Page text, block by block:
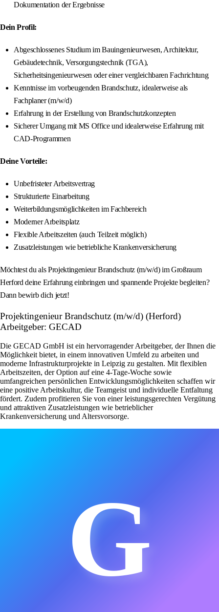
Dokumentation der Ergebnisse
Dein Profil:
Abgeschlossenes Studium im Bauingenieurwesen, Architektur,
Gebäudetechnik, Versorgungstechnik (TGA),
Sicherheitsingenieurwesen oder einer vergleichbaren Fachrichtung
Kenntnisse im vorbeugenden Brandschutz, idealerweise als
Fachplaner (m/w/d)
Erfahrung in der Erstellung von Brandschutzkonzepten
Sicherer Umgang mit MS Office und idealerweise Erfahrung mit
CAD-Programmen
Deine Vorteile:
Unbefristeter Arbeitsvertrag
Strukturierte Einarbeitung
Weiterbildungsmöglichkeiten im Fachbereich
Moderner Arbeitsplatz
Flexible Arbeitszeiten (auch Teilzeit möglich)
Zusatzleistungen wie betriebliche Krankenversicherung
Möchtest du als Projektingenieur Brandschutz (m/w/d) im Großraum
Herford deine Erfahrung einbringen und spannende Projekte begleiten?
Dann bewirb dich jetzt!
Projektingenieur Brandschutz (m/w/d) (Herford)
Arbeitgeber: GECAD
Die GECAD GmbH ist ein hervorragender Arbeitgeber, der Ihnen die
Möglichkeit bietet, in einem innovativen Umfeld zu arbeiten und
moderne Infrastrukturprojekte in Leipzig zu gestalten. Mit flexiblen
Arbeitszeiten, der Option auf eine 4-Tage-Woche sowie
umfangreichen persönlichen Entwicklungsmöglichkeiten schaffen wir
eine positive Arbeitskultur, die Teamgeist und individuelle Entfaltung
fördert. Zudem profitieren Sie von einer leistungsgerechten Vergütung
und attraktiven Zusatzleistungen wie betrieblicher
Krankenversicherung und Altersvorsorge.
G